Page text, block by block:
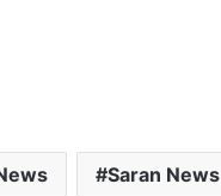
Saran News